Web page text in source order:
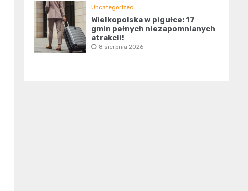
Uncategorized
Wielkopolska w pigułce: 17
gmin pełnych niezapomnianych
atrakcji!
8 sierpnia 2026